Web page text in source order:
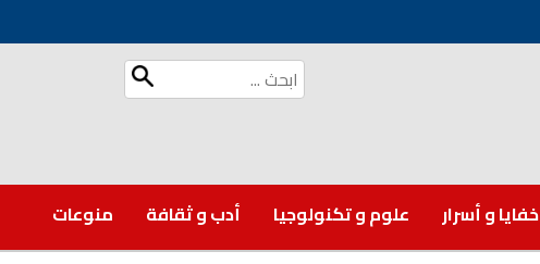
خفايا و أسرار علوم و تكنولوجيا أدب و ثقافة منوعات